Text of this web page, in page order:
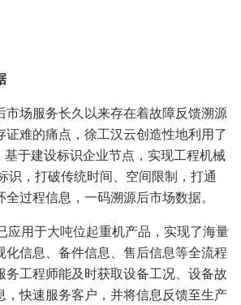
市场服务长久以来存在着故障反馈溯源
证难的痛点，徐工汉云创造性地利用了
于建设标识企业节点，实现工程机械
识，打破传统时间、空间限制，打通
过程信息，一码溯源后市场数据。
应用于大吨位起重机产品，实现了海量
化信息、备件信息、售后信息等全流程
务工程师能及时获取设备工况、设备故
，快速服务客户，并将信息反馈至生产